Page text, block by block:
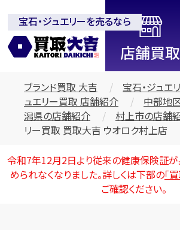
全国2200店舗以上展開中！信頼と実績
吉」
宝石・ジュエリーを売るなら
ブランド買取 大吉 宝石・ジュエ
ュエリー買取 店舗紹介
中部地
潟県の店舗紹介
村上市の店舗
リー買取 買取大吉 ウオロク村上店
令和7年12月2日より従来の健康保険証
められなくなりました。詳しくは下部の「
ご確認ください。